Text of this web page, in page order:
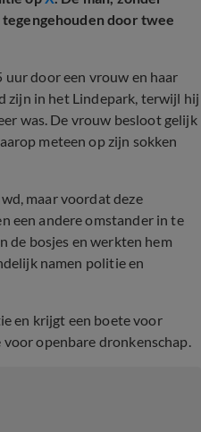
door twee
uur door een vrouw en haar
zijn in het Lindepark, terwijl hij
was. De vrouw besloot gelijk
meteen op zijn sokken
maar voordat deze
een andere omstander in te
de bosjes en werkten hem
namen politie en
en krijgt een boete voor
openbare dronkenschap.